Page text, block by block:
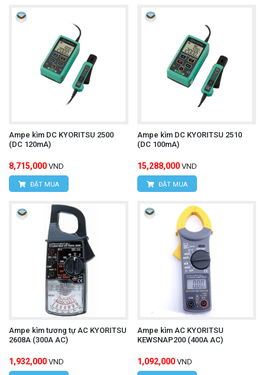
Ampe kìm DC KYORITSU 2500
(DC 120mA)
8,715,000 VND
ĐẶT MUA
Ampe kìm DC KYORITSU 2510
(DC 100mA)
15,288,000 VND
ĐẶT MUA
Ampe kìm tương tự AC KYORITSU
2608A (300A AC)
1,932,000 VND
Ampe kìm AC KYORITSU
KEWSNAP200 (400A AC)
1,092,000 VND